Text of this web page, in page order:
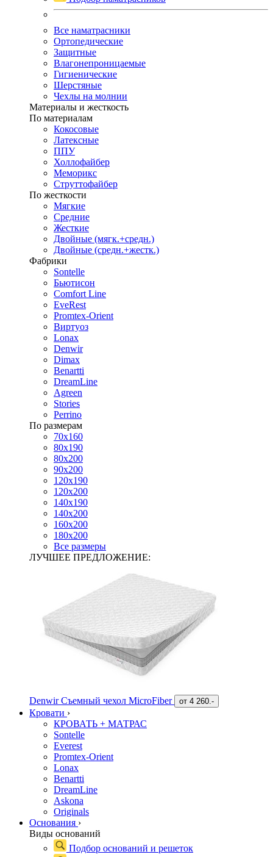
Все наматрасники
Ортопедические
Защитные
Влагонепроницаемые
Гигиенические
Шерстяные
Чехлы на молнии
Материалы и жесткость
По материалам
Кокосовые
Латексные
ППУ
Холлофайбер
Меморикс
Струттофайбер
По жесткости
Мягкие
Средние
Жесткие
Двойные (мягк.+средн.)
Двойные (средн.+жестк.)
Фабрики
Sontelle
Бьютисон
Comfort Line
EveRest
Promtex-Orient
Виртуоз
Lonax
Denwir
Dimax
Benartti
DreamLine
Agreen
Stories
Perrino
По размерам
70х160
80х190
80х200
90х200
120х190
120х200
140х190
140х200
160х200
180х200
Все размеры
ЛУЧШЕЕ ПРЕДЛОЖЕНИЕ:
Denwir Съемный чехол MicroFiber от 4 260.-
Кровати ›
КРОВАТЬ + МАТРАС
Sontelle
Everest
Promtex-Orient
Lonax
Benartti
DreamLine
Askona
Originals
Основания ›
Виды оснований
Подбор оснований и решеток